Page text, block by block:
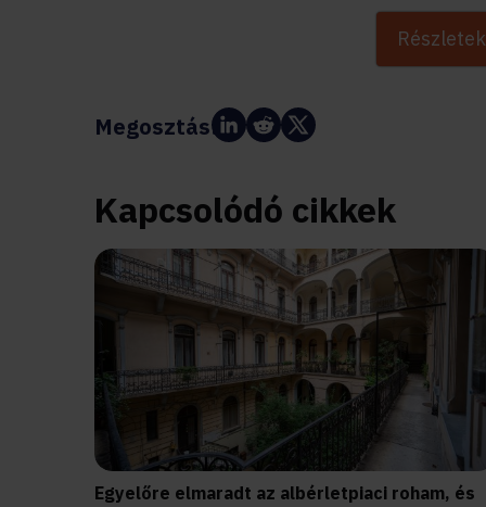
Megosztás:
Kapcsolódó cikkek
Egyelőre elmaradt az albérletpiaci roham, és